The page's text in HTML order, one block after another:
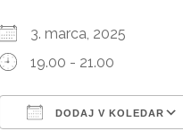
3. marca, 2025
19.00 - 21.00
DODAJ V KOLEDAR